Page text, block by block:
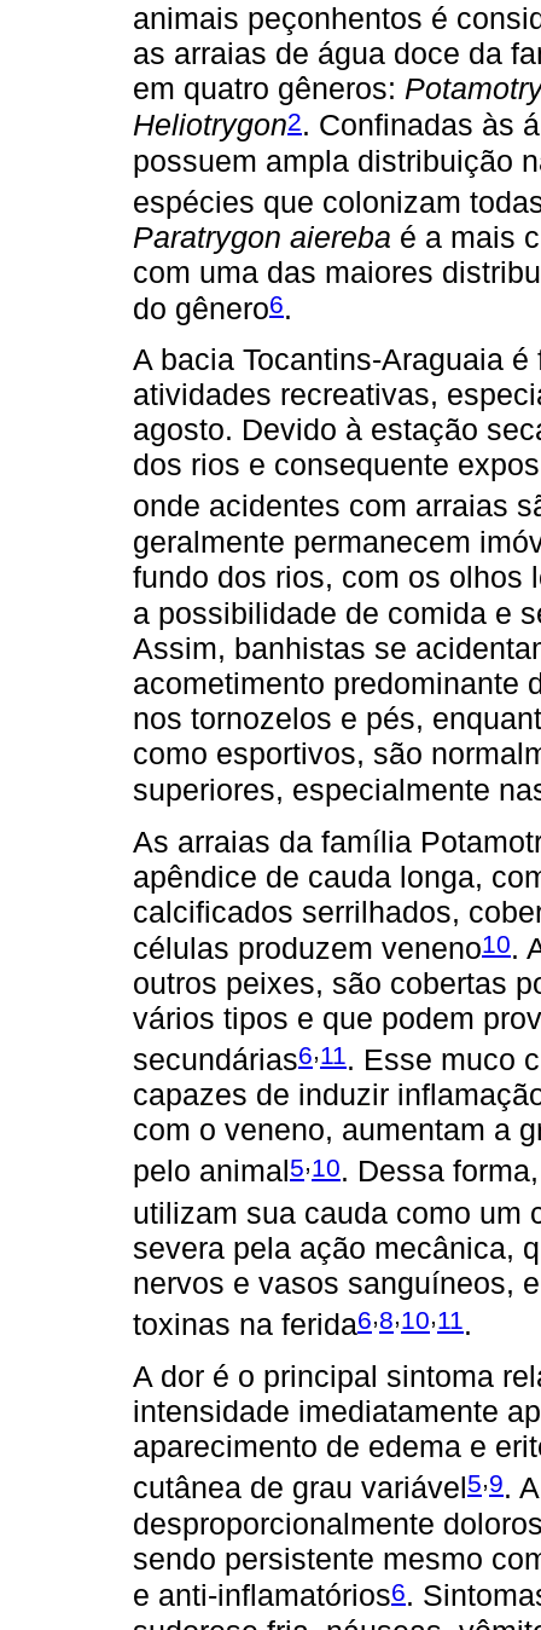
animais peçonhentos é
as arraias de água doce da
em quatro gêneros:
Heliotrygon2. Confinadas às
possuem ampla distribuição
espécies que colonizam
Paratrygon aiereba é a mais
com uma das maiores
do gênero6.
A bacia Tocantins-Araguaia
atividades recreativas,
agosto. Devido à estação
dos rios e consequente
onde acidentes com arraias
geralmente permanecem
fundo dos rios, com os olhos
a possibilidade de comida e
Assim, banhistas se
acometimento predominante
nos tornozelos e pés,
como esportivos, são
superiores, especialmente
As arraias da família
apêndice de cauda longa,
calcificados serrilhados,
células produzem veneno10.
outros peixes, são cobertas
vários tipos e que podem
secundárias6,11. Esse muco
capazes de induzir
com o veneno, aumentam a
pelo animal 5,10. Dessa
utilizam sua cauda como um
severa pela ação mecânica,
nervos e vasos sanguíneos,
toxinas na ferida6,8,10,11.
A dor é o principal sintoma
intensidade imediatamente
aparecimento de edema e
cutânea de grau variável5,9.
desproporcionalmente
sendo persistente mesmo
e anti-inflamatórios6.